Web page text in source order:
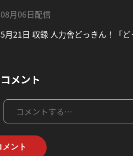
月06日配信
月21日 収録 人力舎どっきん！「
メント
メント